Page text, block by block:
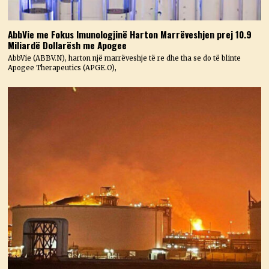
AbbVie me Fokus Imunologjinë Harton Marrëveshjen prej 10.9
Miliardë Dollarësh me Apogee
AbbVie (ABBV.N), harton një marrëveshje të re dhe tha se do të blinte
Apogee Therapeutics (APGE.O),